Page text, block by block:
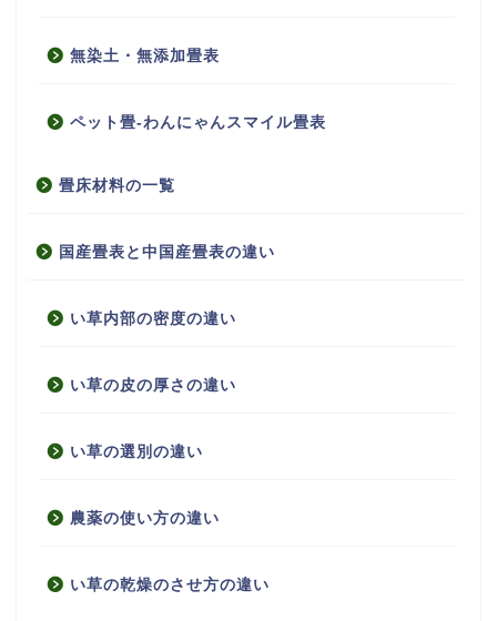
無染土・無添加畳表
ペット畳-わんにゃんスマイル畳表
畳床材料の一覧
国産畳表と中国産畳表の違い
い草内部の密度の違い
い草の皮の厚さの違い
い草の選別の違い
農薬の使い方の違い
い草の乾燥のさせ方の違い